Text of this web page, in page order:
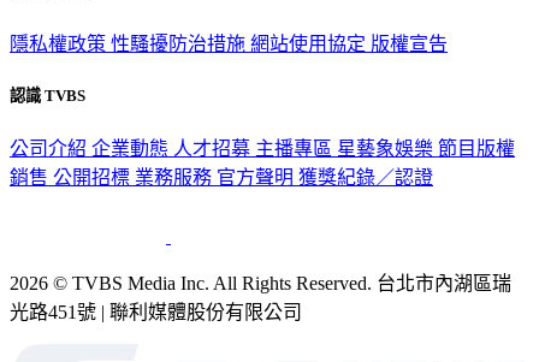
隱私權政策 性騷擾防治措施 網站使用協定 版權宣告
認識 TVBS
公司介紹 企業動態 人才招募 主播專區 星藝象娛樂 節目版權
銷售 公開招標 業務服務 官方聲明 獲獎紀錄／認證
2026 © TVBS Media Inc. All Rights Reserved. 台北市內湖區瑞
光路451號 | 聯利媒體股份有限公司